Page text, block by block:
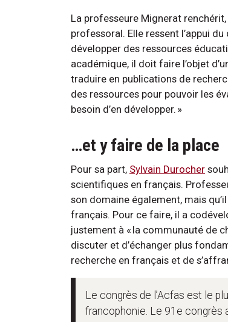
La professeure Mignerat
professoral. Elle ressent l’appui
développer des ressources
académique, il doit faire l’objet
traduire en publications de
des ressources pour pouvoir les
besoin d’en développer. »
…et y faire de la place
Pour sa part, Sylvain Durocher
scientifiques en français.
son domaine également, mais
français. Pour ce faire, il a
justement à « la communauté de
discuter et d’échanger plus
recherche en français et de
Le congrès de l’Acfas est le
francophonie. Le 91e congrès